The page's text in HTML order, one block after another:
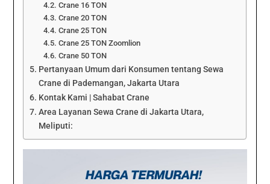
Crane 16 TON
Crane 20 TON
Crane 25 TON
Crane 25 TON Zoomlion
Crane 50 TON
Pertanyaan Umum dari Konsumen tentang Sewa
Crane di Pademangan, Jakarta Utara
Kontak Kami | Sahabat Crane
Area Layanan Sewa Crane di Jakarta Utara,
Meliputi: